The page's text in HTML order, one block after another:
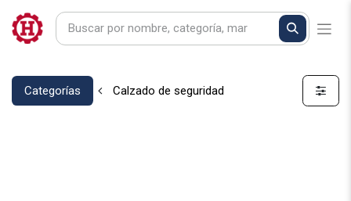
Categorías Calzado de seguridad